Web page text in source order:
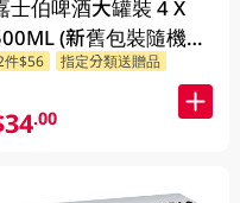
士伯啤酒大罐裝 4 X
(新舊包裝隨機發
)
件$56 指定分類送贈品
.00